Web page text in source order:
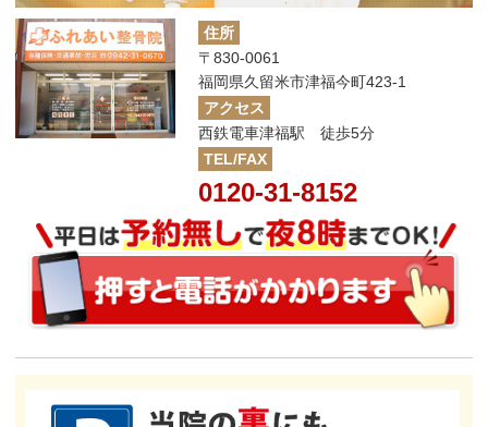
住所
〒830-0061
福岡県久留米市津福今町423-1
アクセス
西鉄電車津福駅 徒歩5分
TEL/FAX
0120-31-8152